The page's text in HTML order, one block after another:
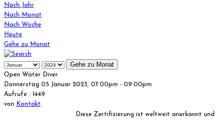
Nach Jahr
Nach Monat
Nach Woche
Heute
Gehe zu Monat
Gehe zu Monat
Open Water Diver
Donnerstag 05 Januar 2023, 07:00pm - 09:00pm
Aufrufe : 1449
von
Kontakt
Diese Zertifizierung ist weltweit anerkannt und